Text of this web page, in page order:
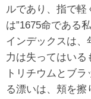
ルであり、指で軽
は”1675命である
インデックスは、
力は失ってはいる
トリチウムとブ
る漂いは、頬を